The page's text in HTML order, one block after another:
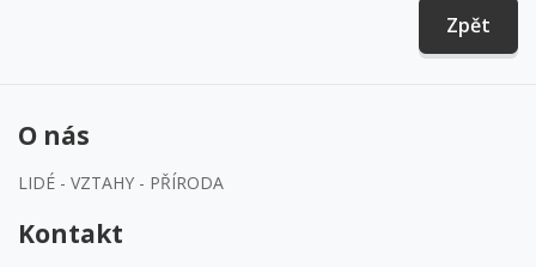
Zpět
O nás
LIDÉ - VZTAHY - PŘÍRODA
Kontakt